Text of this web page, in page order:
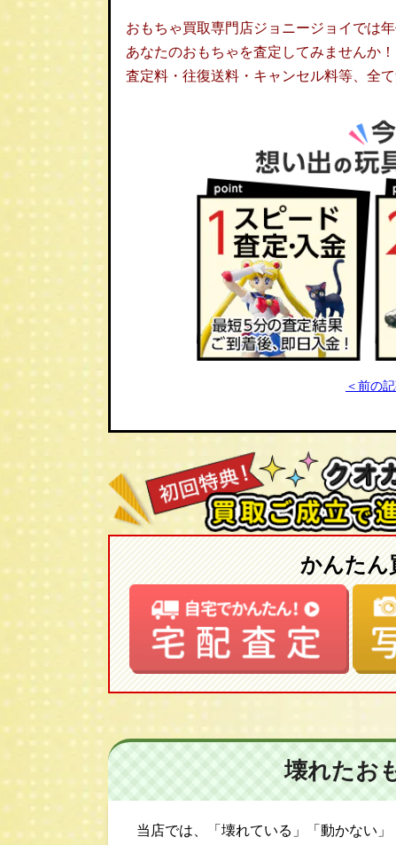
おもちゃ買取専門店ジョニージョイでは
あなたのおもちゃを査定してみませんか！
査定料・往復送料・キャンセル料等、全
＜前の
かんたん
壊れたお
当店では、「壊れている」「動かない